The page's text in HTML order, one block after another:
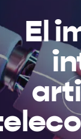
El